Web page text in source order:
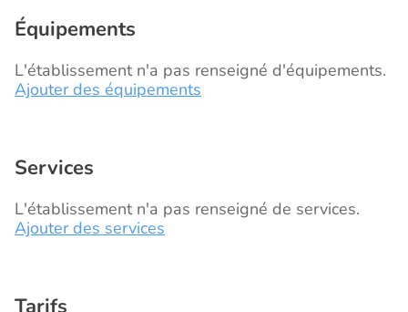
Équipements
L'établissement n'a pas renseigné d'équipements.
Ajouter des équipements
Services
L'établissement n'a pas renseigné de services.
Ajouter des services
Tarifs